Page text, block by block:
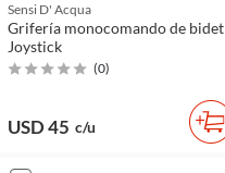
Sensi D' Acqua
Grifería monocomando de bidet
Joystick
(0)
USD 45 c/u